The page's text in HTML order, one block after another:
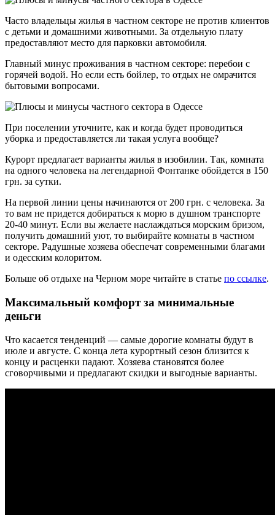
Часто владельцы жилья в частном секторе не против клиентов
с детьми и домашними животными. За отдельную плату
предоставляют место для парковки автомобиля.
Главный минус проживания в частном секторе: перебои с
горячей водой. Но если есть бойлер, то отдых не омрачится
бытовыми вопросами.
При поселении уточните, как и когда будет проводиться
уборка и предоставляется ли такая услуга вообще?
Курорт предлагает варианты жилья в изобилии. Так, комната
на одного человека на легендарной Фонтанке обойдется в 150
грн. за сутки.
На первой линии цены начинаются от 200 грн. с человека. За
то вам не придется добираться к морю в душном транспорте
20-40 минут. Если вы желаете наслаждаться морским бризом,
получить домашний уют, то выбирайте комнаты в частном
секторе. Радушные хозяева обеспечат современными благами
и одесским колоритом.
Больше об отдыхе на Черном море читайте в статье по ссылке.
Максимальный комфорт за минимальные
деньги
Что касается тенденций — самые дорогие комнаты будут в
июле и августе. С конца лета курортный сезон близится к
концу и расценки падают. Хозяева становятся более
сговорчивыми и предлагают скидки и выгодные варианты.